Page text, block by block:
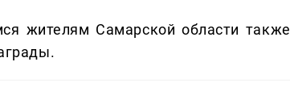
жителям Самарской области также